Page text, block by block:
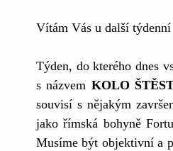
Vítám Vás u další
Týden, do kterého dnes
s názvem KOLO
souvisí s nějakým
jako římská bohyně
Musíme být objektivní a